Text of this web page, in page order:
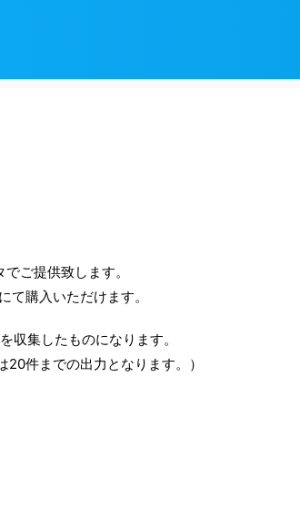
ご提供致します。
て購入いただけます。
収集したものになります。
件までの出力となります。）